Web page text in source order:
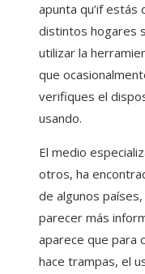
apunta qu’if
distintos hogares
utilizar la
que
verifiques el
usando.
El medio
otros, ha
de algunos
parecer más
aparece que para
hace trampas, el